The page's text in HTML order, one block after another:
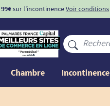
99€sur l'incontinenceVoir conditions
Chambre Incontinence